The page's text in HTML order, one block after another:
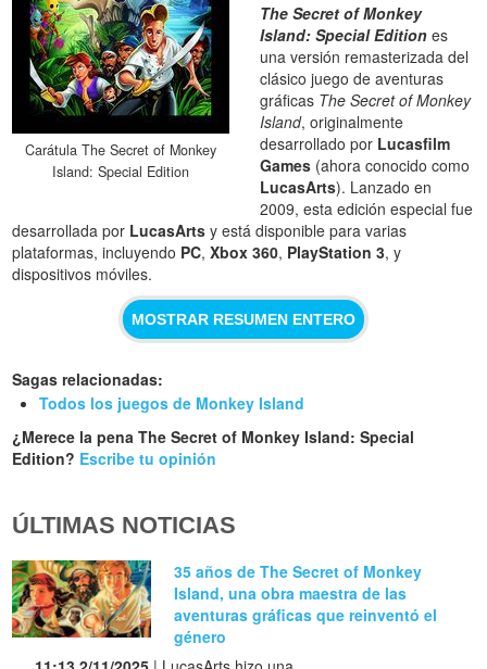
Carátula The Secret of Monkey
Island: Special Edition
The Secret of Monkey
Island: Special Edition es
una versión remasterizada del
clásico juego de aventuras
gráficas The Secret of Monkey
Island, originalmente
desarrollado por Lucasfilm
Games (ahora conocido como
LucasArts). Lanzado en
2009, esta edición especial fue
desarrollada por LucasArts y está disponible para varias
plataformas, incluyendo PC,Xbox 360, PlayStation 3, y
dispositivos móviles.
MOSTRAR RESUMEN ENTERO
Sagas relacionadas:
Todos los juegos de Monkey Island
¿Merece la pena The Secret of Monkey Island: Special
Edition? Escribe tu opinión
ÚLTIMAS NOTICIAS
35 años de The Secret of Monkey
Island, una obra maestra de las
aventuras gráficas que reinventó el
género